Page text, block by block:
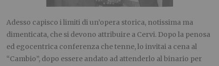
Adesso capisco i limiti di un’opera storica, notissima ma
dimenticata, che si devono attribuire a Cervi. Dopo la penosa
ed egocentrica conferenza che tenne, lo invitai a cena al
“Cambio”, dopo essere andato ad attenderlo al binario per